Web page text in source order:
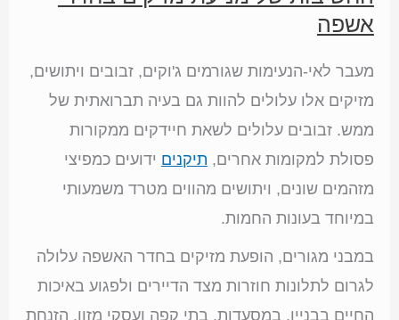
אשפה
מעבר לאי-הנעימות שגורמים ג'וקים, זבובים ויתושים,
מזיקים אלו עלולים להוות גם בעיה תברואתית של
ממש. זבובים עלולים לשאת חיידקים ממקורות
פסולת למקומות אחרים, תיקנים ידועים כמפיצי
מזהמים שונים, ויתושים מהווים מטרד משמעותי
במיוחד בעונות החמות.
במבני מגורים, הופעת מזיקים בחדר האשפה עלולה
לגרום לתלונות חוזרות מצד הדיירים ולפגוע באיכות
החיים בבניין. במסעדות, בתי קפה ועסקי מזון, הזנחת